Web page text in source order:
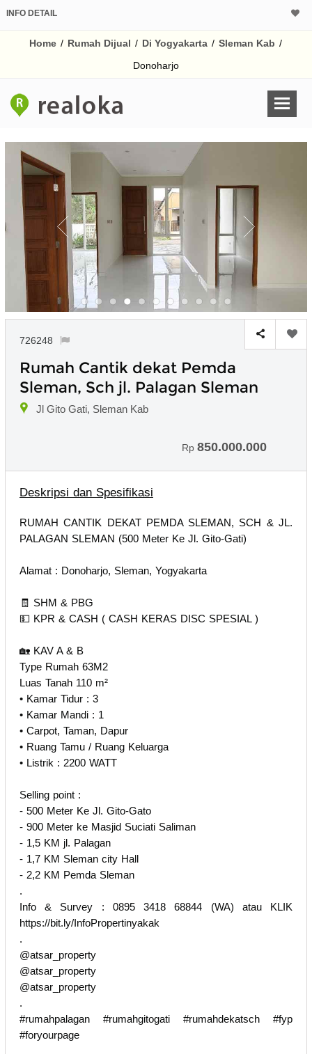
INFO DETAIL
Home / Rumah Dijual / Di Yogyakarta / Sleman Kab /
Donoharjo
726248
Rumah Cantik dekat Pemda
Sleman, Sch jl. Palagan Sleman
Jl Gito Gati, Sleman Kab
Rp 850.000.000
Deskripsi dan Spesifikasi
RUMAH CANTIK DEKAT PEMDA SLEMAN, SCH & JL.
PALAGAN SLEMAN (500 Meter Ke Jl. Gito-Gati)
Alamat : Donoharjo, Sleman, Yogyakarta
🧾 SHM & PBG
💵 KPR & CASH ( CASH KERAS DISC SPESIAL )
🏡 KAV A & B
Type Rumah 63M2
Luas Tanah 110 m²
• Kamar Tidur : 3
• Kamar Mandi : 1
• Carpot, Taman, Dapur
• Ruang Tamu / Ruang Keluarga
• Listrik : 2200 WATT
Selling point :
- 500 Meter Ke Jl. Gito-Gato
- 900 Meter ke Masjid Suciati Saliman
- 1,5 KM jl. Palagan
- 1,7 KM Sleman city Hall
- 2,2 KM Pemda Sleman
.
Info & Survey : 0895 3418 68844 (WA) atau KLIK
https://bit.ly/InfoPropertinyakak
.
@atsar_property
@atsar_property
@atsar_property
.
#rumahpalagan #rumahgitogati #rumahdekatsch #fyp
#foryourpage
Harga Rp
% /th
pada kotak-